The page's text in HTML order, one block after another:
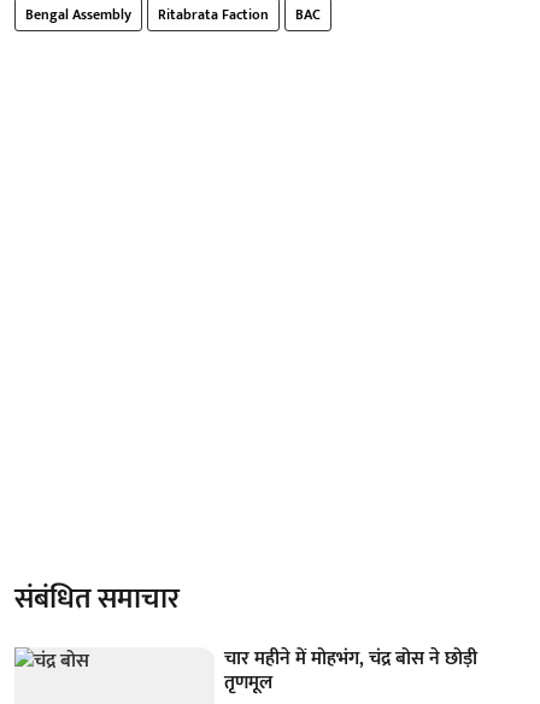
Bengal Assembly Ritabrata Faction BAC
संबंधित समाचार
चार महीने में मोहभंग, चंद्र बोस ने छोड़ी
तृणमूल